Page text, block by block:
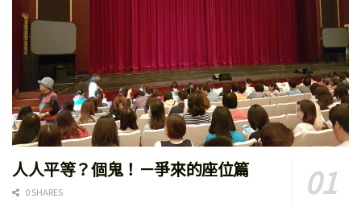
人人平等？個鬼！－爭來的座位篇
0 SHARES